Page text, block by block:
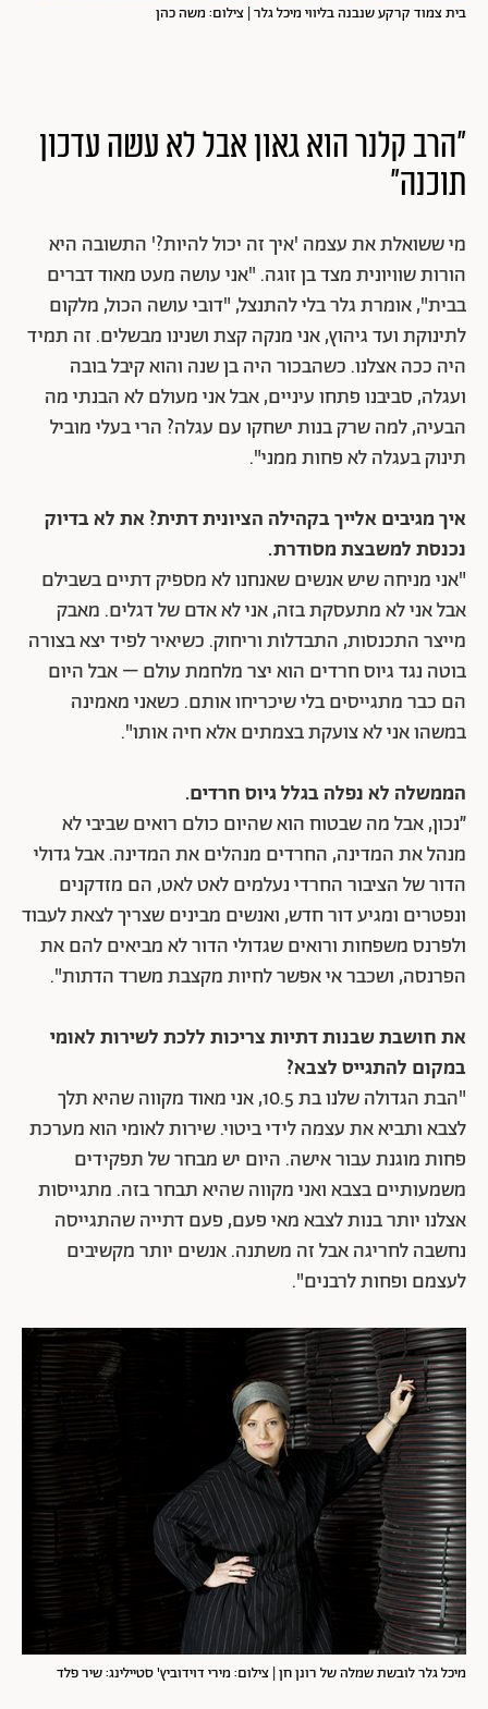
בית צמוד קרקע שנבנה בליווי מיכל גלר | צילום: משה כהן
"הרב קלנר הוא גאון אבל לא עשה עדכון
תוכנה"
מי ששואלת את עצמה 'איך זה יכול להיות?' התשובה היא
הורות שוויונית מצד בן זוגה. "אני עושה מעט מאוד דברים
בבית", אומרת גלר בלי להתנצל, "דובי עושה הכול, מלקום
לתינוקת ועד גיהוץ, אני מנקה קצת ושנינו מבשלים. זה תמיד
היה ככה אצלנו. כשהבכור היה בן שנה והוא קיבל בובה
ועגלה, סביבנו פתחו עיניים, אבל אני מעולם לא הבנתי מה
הבעיה, למה שרק בנות ישחקו עם עגלה? הרי בעלי מוביל
תינוק בעגלה לא פחות ממני".
איך מגיבים אלייך בקהילה הציונית דתית? את לא בדיוק
נכנסת למשבצת מסודרת.
"אני מניחה שיש אנשים שאנחנו לא מספיק דתיים בשבילם
אבל אני לא מתעסקת בזה, אני לא אדם של דגלים. מאבק
מייצר התכנסות, התבדלות וריחוק. כשיאיר לפיד יצא בצורה
בוטה נגד גיוס חרדים הוא יצר מלחמת עולם – אבל היום
הם כבר מתגייסים בלי שיכריחו אותם. כשאני מאמינה
במשהו אני לא צועקת בצמתים אלא חיה אותו".
הממשלה לא נפלה בגלל גיוס חרדים.
״נכון, אבל מה שבטוח הוא שהיום כולם רואים שביבי לא
מנהל את המדינה, החרדים מנהלים את המדינה. אבל גדולי
הדור של הציבור החרדי נעלמים לאט לאט, הם מזדקנים
ונפטרים ומגיע דור חדש, ואנשים מבינים שצריך לצאת לעבוד
ולפרנס משפחות ורואים שגדולי הדור לא מביאים להם את
הפרנסה, ושכבר אי אפשר לחיות מקצבת משרד הדתות".
את חושבת שבנות דתיות צריכות ללכת לשירות לאומי
במקום להתגייס לצבא?
"הבת הגדולה שלנו בת 10.5, אני מאוד מקווה שהיא תלך
לצבא ותביא את עצמה לידי ביטוי. שירות לאומי הוא מערכת
פחות מוגנת עבור אישה. היום יש מבחר של תפקידים
משמעותיים בצבא ואני מקווה שהיא תבחר בזה. מתגייסות
אצלנו יותר בנות לצבא מאי פעם, פעם דתייה שהתגייסה
נחשבה לחריגה אבל זה משתנה. אנשים יותר מקשיבים
לעצמם ופחות לרבנים".
מיכל גלר לובשת שמלה של רונן חן | צילום: מירי דוידוביץ' סטיילינג: שיר פלד